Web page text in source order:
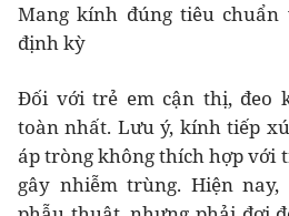
Mang kính đúng tiêu
định kỳ
Ðối với trẻ em cận thị, đeo
toàn nhất. Lưu ý, kính tiếp
áp tròng không thích hợp với
gây nhiễm trùng. Hiện nay,